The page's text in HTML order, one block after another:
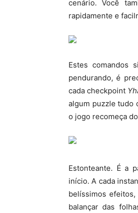
cenário. Você
rapidamente e
Estes comandos
pendurando, é
cada checkpoint
algum puzzle tudo
o jogo recomeça
Estonteante. É a
início. A cada
belíssimos
balançar das